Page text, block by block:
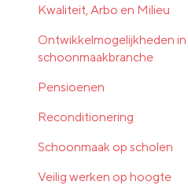
Kwaliteit, Arbo en Milieu
Ontwikkelmogelijkheden in
schoonmaakbranche
Pensioenen
Reconditionering
Schoonmaak op scholen
Veilig werken op hoogte